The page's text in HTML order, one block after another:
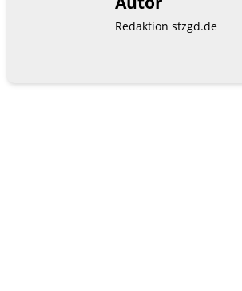
Redaktion stzgd.de